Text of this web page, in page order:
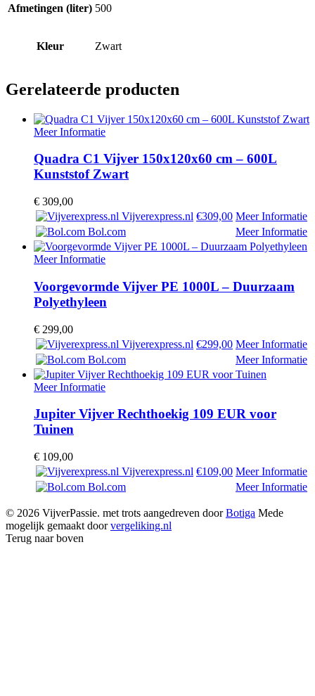
Afmetingen (liter) 500
Kleur Zwart
Gerelateerde producten
Meer Informatie
Quadra C1 Vijver 150x120x60 cm – 600L
Kunststof Zwart
€ 309,00
Vijverexpress.nl €309,00 Meer Informatie
Bol.com
Meer Informatie
Meer Informatie
Voorgevormde Vijver PE 1000L – Duurzaam
Polyethyleen
€ 299,00
Vijverexpress.nl €299,00 Meer Informatie
Bol.com
Meer Informatie
Meer Informatie
Jupiter Vijver Rechthoekig 109 EUR voor
Tuinen
€ 109,00
Vijverexpress.nl €109,00 Meer Informatie
Bol.com
Meer Informatie
© 2026 VijverPassie. met trots aangedreven doorBotiga Mede
mogelijk gemaakt doorvergeliking.nl
Terug naar boven